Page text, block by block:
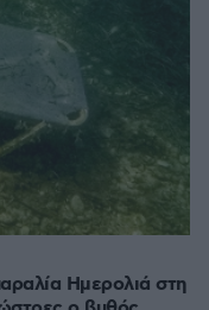
Ημερολιά στη